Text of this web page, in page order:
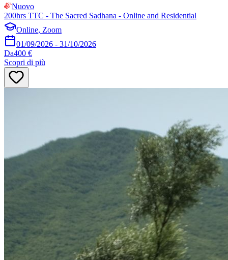
Nuovo
200hrs TTC - The Sacred Sadhana - Online and Residential
Online, Zoom
01/09/2026 - 31/10/2026
Da400 €
Scopri di più